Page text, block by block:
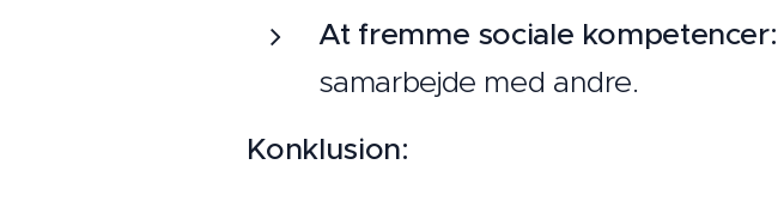
At fremme sociale kompetencer:
samarbejde med andre.
Konklusion: